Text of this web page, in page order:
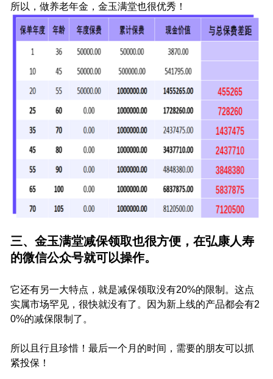
所以，做养老年金，金玉满堂也很优秀！
三、金玉满堂减保领取也很方便，在弘康人寿
的微信公众号就可以操作。
它还有另一大特点，就是减保领取没有20%的限制。这点
实属市场罕见，很快就没有了。因为新上线的产品都会有2
0%的减保限制了。
所以且行且珍惜！最后一个月的时间，需要的朋友可以抓
紧投保！